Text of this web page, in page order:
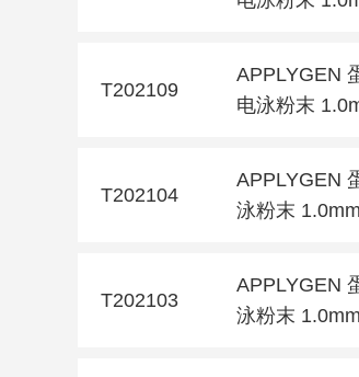
T202109
APPLYGEN
电泳粉末
T202104
APPLYGEN
泳粉末
T202103
APPLYGEN
泳粉末